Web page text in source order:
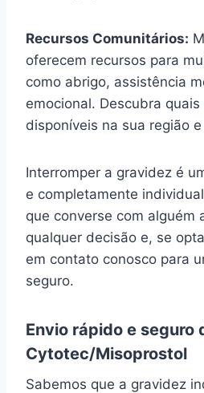
Recursos Comunitários:
oferecem recursos para
como abrigo, assistência
emocional. Descubra
disponíveis na sua região
Interromper a gravidez é
e completamente
que converse com alguém
qualquer decisão e, se
em contato conosco para
seguro.
Envio rápido e seguro
Cytotec/Misoprostol
Sabemos que a gravidez